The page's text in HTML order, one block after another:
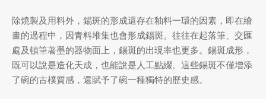
除燒製及用料外，錫斑的形成還存在釉料一環的因素，即在繪
畫的過程中，因青料堆集也會形成錫斑。往往在起落筆、交匯
處及頓筆著墨的器物面上，錫斑的出現率也更多。錫斑成形，
既可以說是造化天成，也能說是人工點綴。這些錫斑不僅增添
了碗的古樸質感，還賦予了碗一種獨特的歷史感。